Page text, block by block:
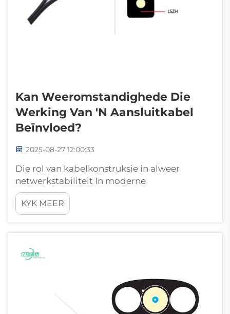
Kan Weeromstandighede Die
Werking Van 'n Aansluitkabel
Beïnvloed?
2025-08-27 12:00:33
Die rol van kabelkonstruksie in alweer
netwerkstabiliteit In moderne
netwerksisteme speel 'n aansluitkabel 'n
sleutelrol in die versekering dat die finale
konneksie tussen die verspreidingspunt en
KYK MEER